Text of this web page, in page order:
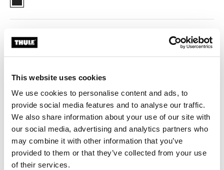
This website uses cookies
We use cookies to personalise content and ads, to
provide social media features and to analyse our traffic.
We also share information about your use of our site with
our social media, advertising and analytics partners who
may combine it with other information that you’ve
provided to them or that they’ve collected from your use
of their services.
Гарантия Thule
Переходник для крепления для велосипедов Thule
WanderWay, рассчитанный на один
дополнительный велосипед.